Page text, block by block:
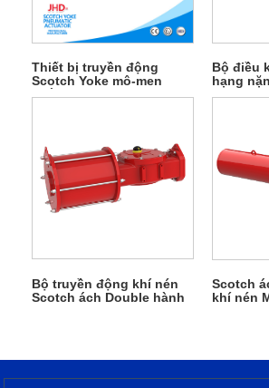
Thiết bị truyền động
Scotch Yoke mô-men
xoắn đầu ra lớn
Bộ điều
hạng
Bộ truyền động khí nén
Scotch ách Double hành
Scotch
khí nén